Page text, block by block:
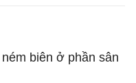
biên ở phần sân